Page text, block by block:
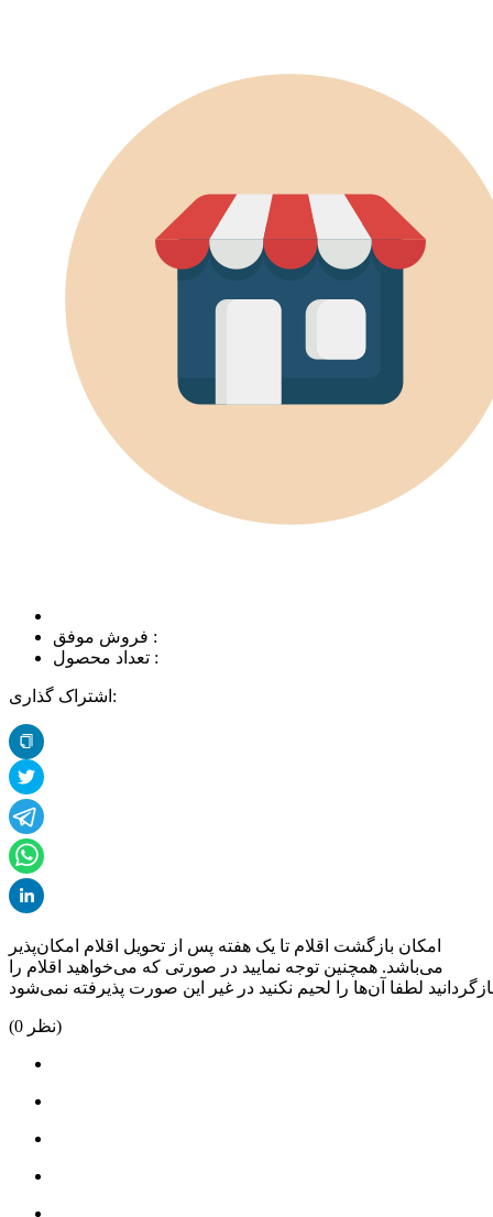
فروش موفق :
تعداد محصول :
اشتراک گذاری:
امکان بازگشت اقلام تا یک هفته پس از تحویل اقلام امکان‌پذیر
می‌باشد. همچنین توجه نمایید در صورتی که می‌خواهید اقلام را
(0 نظر)